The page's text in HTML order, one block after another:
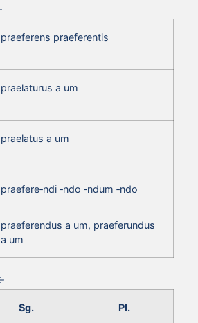
praeferens praeferentis
praelaturus a um
praelatus a um
praefere‑ndi ‑ndo ‑ndum ‑ndo
praeferendus a um, praeferundus
a um
Sg. Pl.